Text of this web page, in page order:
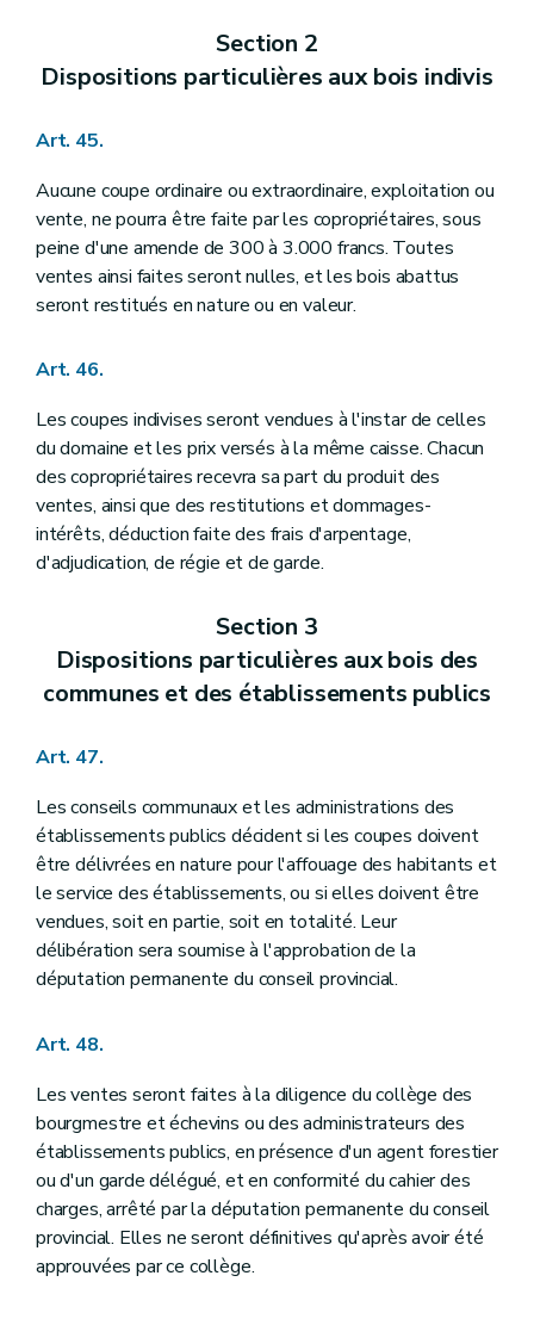
Section 2
Dispositions particulières aux bois indivis
Art. 45.
Aucune coupe ordinaire ou extraordinaire, exploitation ou
vente, ne pourra être faite par les copropriétaires, sous
peine d'une amende de 300 à 3.000 francs. Toutes
ventes ainsi faites seront nulles, et les bois abattus
seront restitués en nature ou en valeur.
Art. 46.
Les coupes indivises seront vendues à l'instar de celles
du domaine et les prix versés à la même caisse. Chacun
des copropriétaires recevra sa part du produit des
ventes, ainsi que des restitutions et dommages-
intérêts, déduction faite des frais d'arpentage,
d'adjudication, de régie et de garde.
Section 3
Dispositions particulières aux bois des
communes et des établissements publics
Art. 47.
Les conseils communaux et les administrations des
établissements publics décident si les coupes doivent
être délivrées en nature pour l'affouage des habitants et
le service des établissements, ou si elles doivent être
vendues, soit en partie, soit en totalité. Leur
délibération sera soumise à l'approbation de la
députation permanente du conseil provincial.
Art. 48.
Les ventes seront faites à la diligence du collège des
bourgmestre et échevins ou des administrateurs des
établissements publics, en présence d'un agent forestier
ou d'un garde délégué, et en conformité du cahier des
charges, arrêté par la députation permanente du conseil
provincial. Elles ne seront définitives qu'après avoir été
approuvées par ce collège.